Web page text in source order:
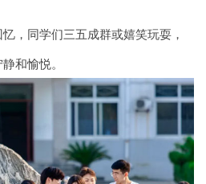
，同学们三五成群或嬉笑玩耍，
和愉悦。